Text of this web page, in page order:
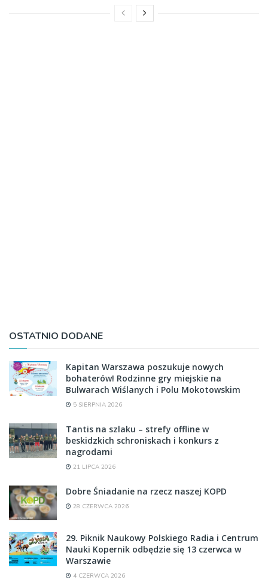
OSTATNIO DODANE
Kapitan Warszawa poszukuje nowych
bohaterów! Rodzinne gry miejskie na
Bulwarach Wiślanych i Polu Mokotowskim
5 SIERPNIA 2026
Tantis na szlaku – strefy offline w
beskidzkich schroniskach i konkurs z
nagrodami
21 LIPCA 2026
Dobre Śniadanie na rzecz naszej KOPD
28 CZERWCA 2026
29. Piknik Naukowy Polskiego Radia i Centrum
Nauki Kopernik odbędzie się 13 czerwca w
Warszawie
4 CZERWCA 2026